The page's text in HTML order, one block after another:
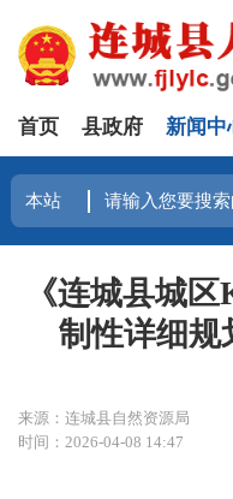
首页 县政府 新闻中
《连城县城
制性详细规
来源：连城县自然资源局
时间：2026-04-08 14:47